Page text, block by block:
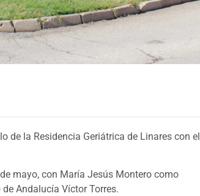
de la Residencia Geriátrica de Linares con el
mayo, con María Jesús Montero como
Andalucía Víctor Torres.